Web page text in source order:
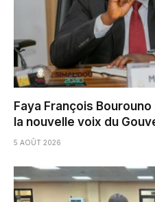
Faya François
la nouvelle voix du
5 AOÛT 2026